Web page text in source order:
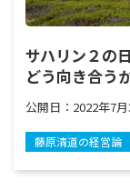
サハリン２の
どう向き合う
公開日： 2022年7
藤原清道の経営論